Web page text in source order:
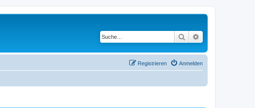
Suche
Anmelden
Registrieren